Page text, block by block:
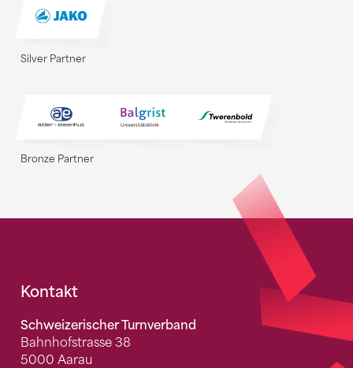
Silver Partner
Bronze Partner
Fusszeile
Kontakt
Schweizerischer Turnverband
Bahnhofstrasse 38
5000 Aarau